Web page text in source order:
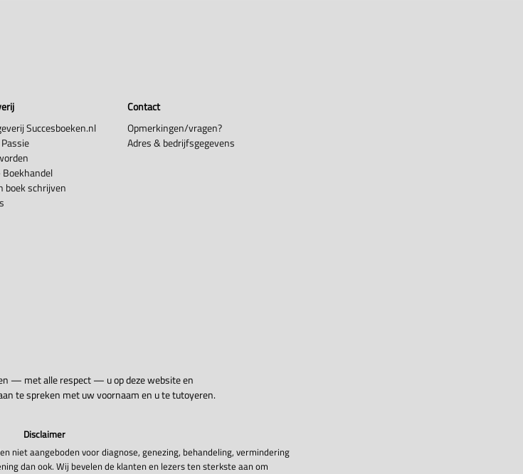
Succesboeken.nl
boek schrijven
Contact
Opmerkingen/vragen?
Adres & bedrijfsgegevens
— met alle respect — u op deze website en
te spreken met uw voornaam en u te tutoyeren.
Disclaimer
niet aangeboden voor diagnose, genezing, behandeling, vermindering
dan ook. Wij bevelen de klanten en lezers ten sterkste aan om